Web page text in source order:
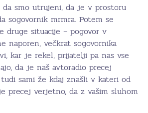
da smo utrujeni, da je v prostoru
sogovornik mrmra. Potem se
druge situacije – pogovor v
naporen, večkrat sogovornika
kar je rekel, prijatelji pa nas vse
da je naš avtoradio precej
sami že kdaj znašli v kateri od
precej verjetno, da z vašim sluhom